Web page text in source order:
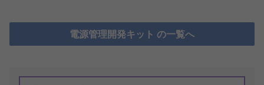
電源管理開発キット の一覧へ